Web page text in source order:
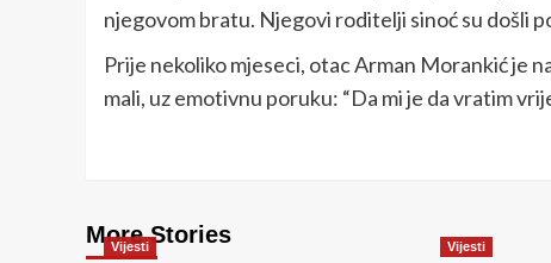
njegovom bratu. Njegovi roditelji sinoć su došli
Prije nekoliko mjeseci, otac Arman Morankić je
mali, uz emotivnu poruku: “Da mi je da vratim
More Stories
Vijesti Vijesti